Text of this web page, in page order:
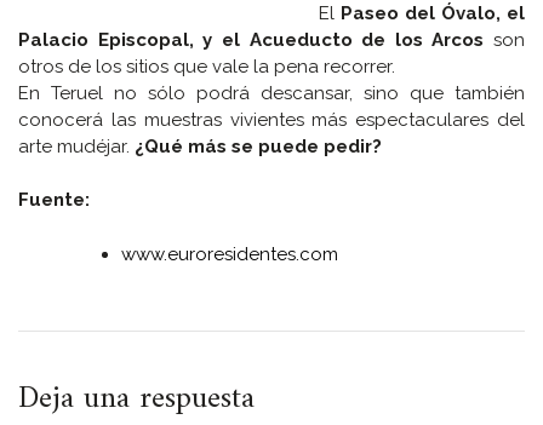
El Paseo del Óvalo, el
Palacio Episcopal, y el Acueducto de los Arcos son
otros de los sitios que vale la pena recorrer.
En Teruel no sólo podrá descansar, sino que también
conocerá las muestras vivientes más espectaculares del
arte mudéjar. ¿Qué más se puede pedir?
Fuente:
www.euroresidentes.com
Deja una respuesta